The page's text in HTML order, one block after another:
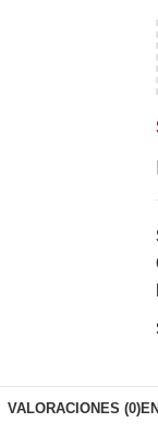
VALORACIONES (0)